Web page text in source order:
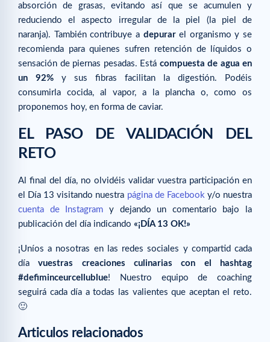
absorción de grasas, evitando así que se acumulen y
reduciendo el aspecto irregular de la piel (la piel de
naranja). También contribuye a depurarel organismo y se
recomienda para quienes sufren retención de líquidos o
sensación de piernas pesadas. Está compuesta de agua en
un 92% y sus fibras facilitan la digestión. Podéis
consumirla cocida, al vapor, a la plancha o, como os
proponemos hoy, en forma de caviar.
EL PASO DE VALIDACIÓN DEL
RETO
Al final del día, no olvidéis validar vuestra participación en
el Día 13 visitando nuestra página de Facebook y/o nuestra
cuenta de Instagram y dejando un comentario bajo la
publicación del día indicando «¡DÍA 13 OK!»
¡Uníos a nosotras en las redes sociales y compartid cada
díavuestras creaciones culinarias con el hashtag
#defiminceurcellublue! Nuestro equipo de coaching
seguirá cada día a todas las valientes que aceptan el reto.
🙂
Articulos relacionados